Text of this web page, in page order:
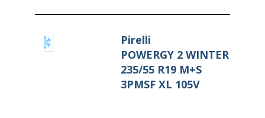
Pirelli
POWERGY 2 WINTER
235/55 R19 M+S
3PMSF XL 105V